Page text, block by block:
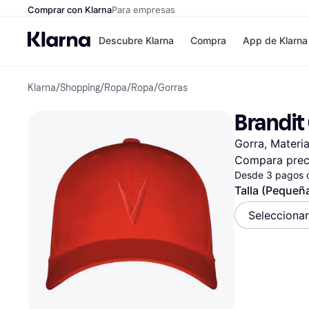
Comprar con KlarnaPara empresas
Descubre Klarna
Paga ahora
Paga en 3 plazos
Paga en 30 días
Financiación
Klarna en Apple
Compra
Shein
Zalando Prive
Zara
JD Sports
Directorio de
App de Klarna
Klarna/Shopping/Ropa/Ropa/Gorras
Brandit
Gorra,
Compara
Desde 3 pagos
Talla